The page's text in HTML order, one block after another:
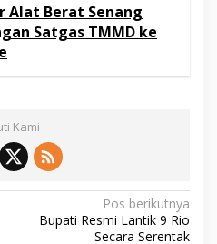
Alat Berat Senang
Satgas TMMD ke
Kami
Pos berikutnya
Bupati Resmi Lantik 9 Rio
Secara Serentak